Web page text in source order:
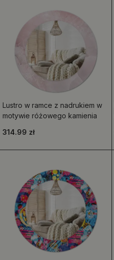
Lustro w ramce z nadrukiem w
motywie różowego kamienia
314.99 zł